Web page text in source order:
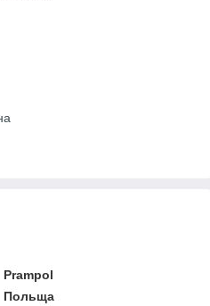
Prampol
Польща